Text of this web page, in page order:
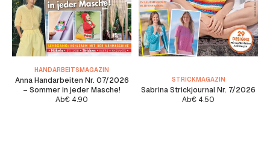
HANDARBEITSMAGAZIN
Anna Handarbeiten Nr. 07/2026
– Sommer in jeder Masche!
Ab€ 4.90
STRICKMAGAZIN
Sabrina Strickjournal Nr. 7/2026
Ab€ 4.50